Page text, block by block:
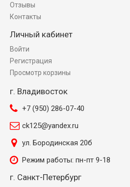
Отзывы
Контакты
Личный кабинет
Войти
Регистрация
Просмотр корзины
г. Владивосток
+7 (950) 286-07-40
ck125@yandex.ru
ул. Бородинская 20б
Режим работы: пн-пт 9-18
г. Санкт-Петербург